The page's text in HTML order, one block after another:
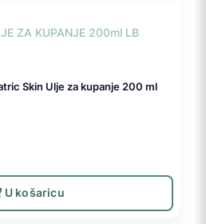
Skin Ulje za kupanje 200 ml
U košaricu